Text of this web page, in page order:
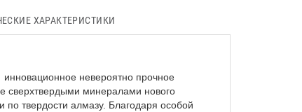
ХАРАКТЕРИСТИКИ
инновационное невероятно прочное
сверхтвердыми минералами нового
по твердости алмазу. Благодаря особой